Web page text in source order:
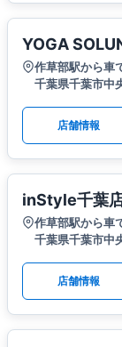
YOGA
作草部駅から車
千葉県千葉市中
店舗情報
inStyle千葉
作草部駅から車
千葉県千葉市中
店舗情報